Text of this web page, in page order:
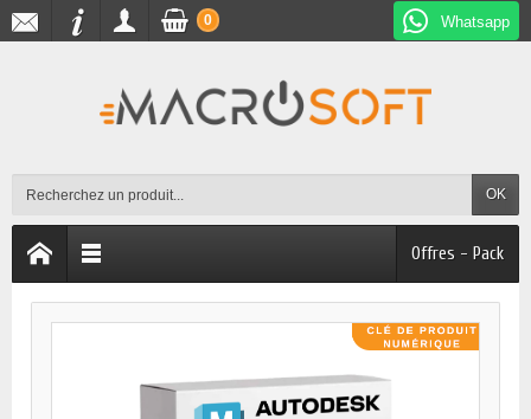
Whatsapp
OK
0
Offres - Pack